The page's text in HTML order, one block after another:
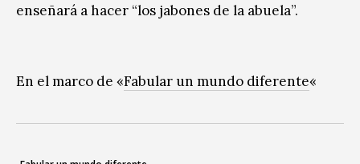
enseñará a hacer “los jabones de la abuela”.
En el marco de «Fabular un mundo diferente«